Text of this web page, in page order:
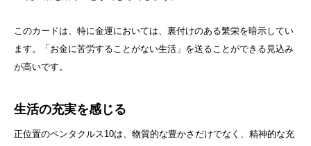
このカードは、特に金運においては、裏付けのある繁栄を暗示してい
ます。「お金に苦労することがない生活」を送ることができる見込み
が高いです。
生活の充実を感じる
正位置のペンタクルス10は、物質的な豊かさだけでなく、精神的な充